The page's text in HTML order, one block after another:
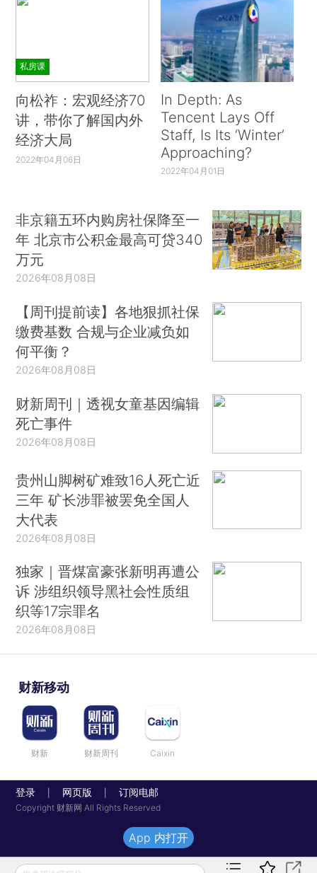
私房课
向松祚：宏观经济70
讲，带你了解国内外
经济大局
2022年04月06日
In Depth: As
Tencent Lays Off
Staff, Is Its ‘Winter’
Approaching?
2022年04月01日
非京籍五环内购房社保降至一
年 北京市公积金最高可贷340
万元
2026年08月08日
【周刊提前读】各地狠抓社保
缴费基数 合规与企业减负如
何平衡？
2026年08月08日
财新周刊｜透视女童基因编辑
死亡事件
2026年08月08日
贵州山脚树矿难致16人死亡近
三年 矿长涉罪被罢免全国人
大代表
2026年08月08日
独家｜晋煤富豪张新明再遭公
诉 涉组织领导黑社会性质组
织等17宗罪名
2026年08月08日
财新移动
财新 财新周刊 Caixin
登录 网页版 订阅电邮
Copyright 财新网 All Rights Reserved
App 内打开